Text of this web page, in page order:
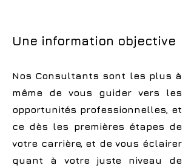
Une information objective
Nos Consultants sont les plus à
même de vous guider vers les
opportunités professionnelles, et
ce dès les premières étapes de
votre carrière, et de vous éclairer
quant à votre juste niveau de